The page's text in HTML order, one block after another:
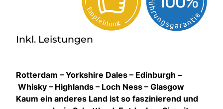
Inkl. Leistungen
Rotterdam – Yorkshire Dales – Edinburgh –
Whisky – Highlands – Loch Ness – Glasgow
Kaum ein anderes Land ist so faszinierend und